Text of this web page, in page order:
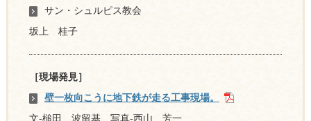
サン・シュルピス教会
坂上 桂子
［現場発見］
壁一枚向こうに地下鉄が走る工事現場。
文-槌田 波留基 写真-西山 芳一